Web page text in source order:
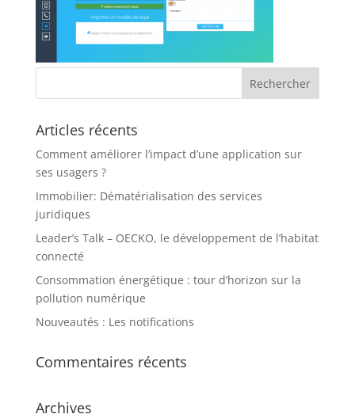
Articles récents
Comment améliorer l’impact d’une application sur
ses usagers ?
Immobilier: Dématérialisation des services
juridiques
Leader’s Talk – OECKO, le développement de l’habitat
connecté
Consommation énergétique : tour d’horizon sur la
pollution numérique
Nouveautés : Les notifications
Commentaires récents
Archives